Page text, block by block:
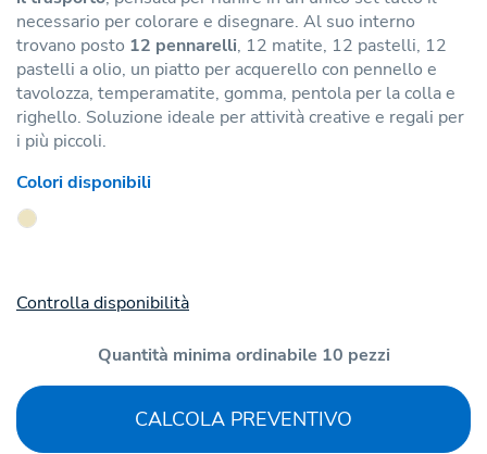
necessario per colorare e disegnare. Al suo interno
trovano posto 12 pennarelli, 12 matite, 12 pastelli, 12
pastelli a olio, un piatto per acquerello con pennello e
tavolozza, temperamatite, gomma, pentola per la colla e
righello. Soluzione ideale per attività creative e regali per
i più piccoli.
Colori disponibili
Controlla disponibilità
Quantità minima ordinabile 10 pezzi
CALCOLA PREVENTIVO